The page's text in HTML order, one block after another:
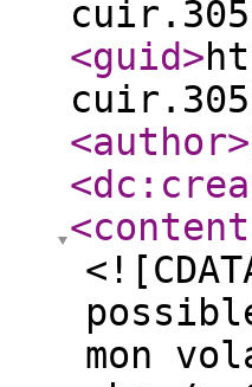
<guid>
<author>
mon